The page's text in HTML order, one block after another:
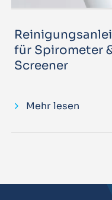
für Spirometer
Screener
Mehr lesen